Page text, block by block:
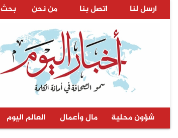
ارسل لنا اتصل بنا من نحن بحث
شؤون محلية مال وأعمال العالم اليوم